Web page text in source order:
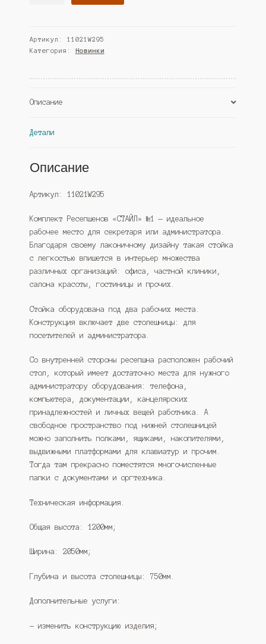
"СТАЙЛ"
№1,
Серый
Артикул:11021W295
Категория: Новинки
Описание
Детали
Описание
Артикул: 11021W295
Комплект Ресепшенов «СТАЙЛ» №1 — идеальное
рабочее место для секретаря или администратора.
Благодаря своему лаконичному дизайну такая стойка
с легкостью впишется в интерьер множества
различных организаций: офиса, частной клиники,
салона красоты, гостиницы и прочих.
Стойка оборудована под два рабочих места.
Конструкция включает две столешницы: для
посетителей и администратора.
Со внутренней стороны ресепшна расположен рабочий
стол, который имеет достаточно места для нужного
администратору оборудования: телефона,
компьютера, документации, канцелярских
принадлежностей и личных вещей работника. А
свободное пространство под нижней столешницей
можно заполнить полками, ящиками, накопителями,
выдвижными платформами для клавиатур и прочим.
Тогда там прекрасно поместятся многочисленные
папки с документами и оргтехника.
Техническая информация.
Общая высота: 1200мм;
Ширина: 2050мм;
Глубина и высота столешницы: 750мм.
Дополнительные услуги:
— изменить конструкцию изделия;